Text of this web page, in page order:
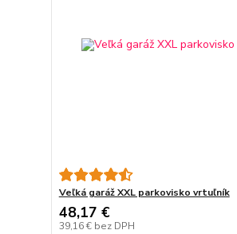
Veľká garáž XXL parkovisko vrtuľník
48,17 €
39,16 € bez DPH